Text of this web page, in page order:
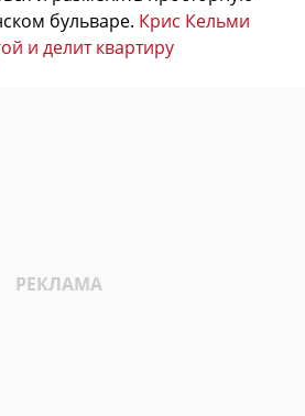
бульваре. Крис Кельми
и делит квартиру